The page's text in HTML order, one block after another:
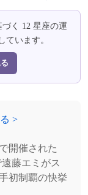
く 12 星座の運
ています。
>
開催された
藤エミがス
初制覇の快挙